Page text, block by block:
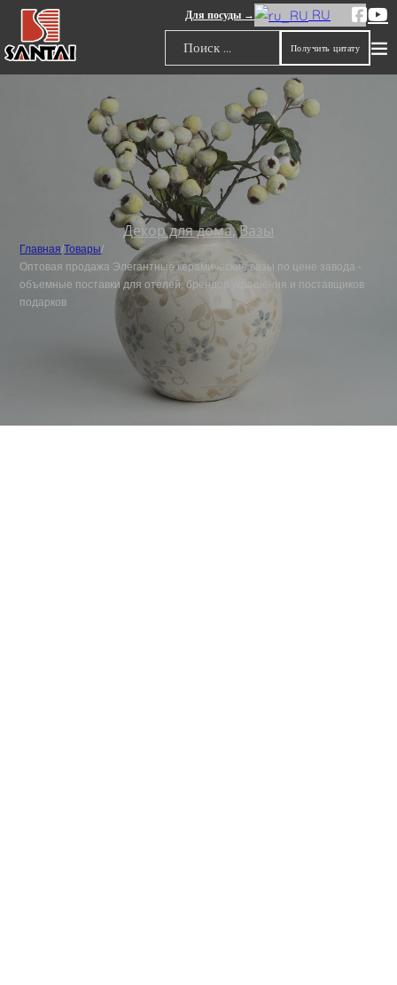
Для посуды → RU
Поиск
Получить цитату
Декор для дома,Вазы
Главная/Товары/
Оптовая продажа Элегантные керамические вазы по цене завода -
объемные поставки для отелей, брендов украшения и поставщиков
подарков